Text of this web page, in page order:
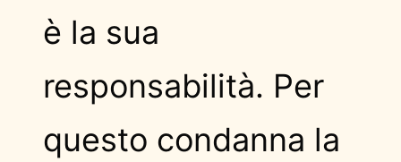
è la sua
responsabilità. Per
questo condanna la